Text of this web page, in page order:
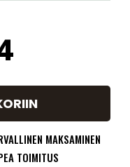
MAKSAMINEN
TOIMITUS